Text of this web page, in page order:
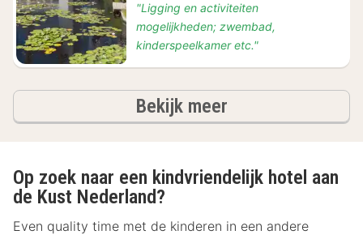
"Ligging en activiteiten
mogelijkheden; zwembad,
kinderspeelkamer etc."
Bekijk meerhotels
Op zoek naar een kindvriendelijk hotel aan
de Kust Nederland?
Even quality time met de kinderen in een andere